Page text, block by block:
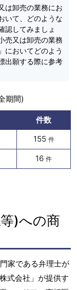
は卸売の業務にお
いて、どのような
認してみましょ
売又は卸売の業務
においてどのよう
出願する際に参考
期間)
件数
155 件
16 件
)への商
家である弁理士が
式会社」が提供す